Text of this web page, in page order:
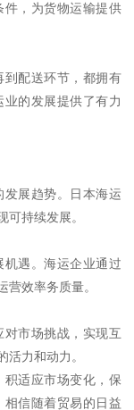
件，为货物运输提供
到配送环节，都拥有
的发展提供了有力
发展趋势。日本海运
持续发展。
遇。海运企业通过
效率务质量。
市场挑战，实现互
力和动力。
适应市场变化，保
信随着贸易的日益